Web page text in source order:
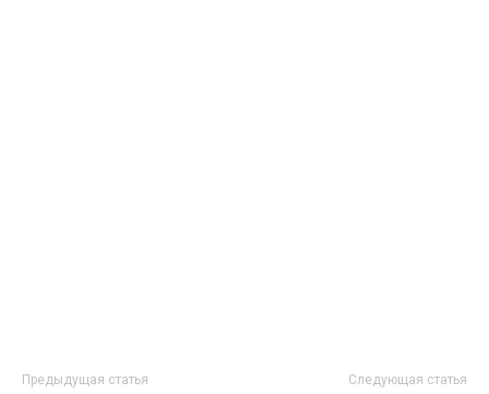
Предыдущая статья Следующая статья